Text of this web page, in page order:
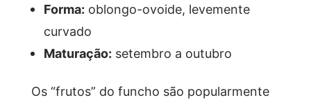
Forma: oblongo-ovoide, levemente
curvado
Maturação: setembro a outubro
Os “frutos” do funcho são popularmente